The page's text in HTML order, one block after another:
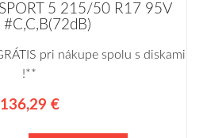
5 215/50 R17 95V
#C,C,B(72dB)
pri nákupe spolu s diskami
!**
136,29 €